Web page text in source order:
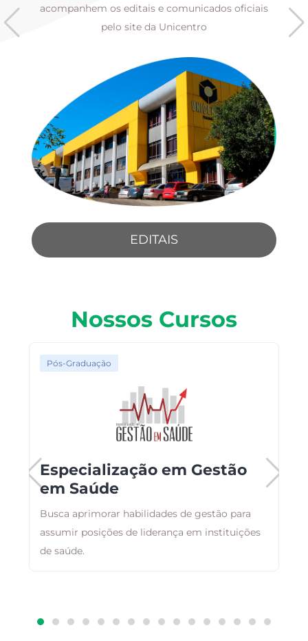
acompanhem os editais e comunicados oficiais
pelo site da Unicentro
EDITAIS
Nossos Cursos
Pós-Graduação
Especialização em Gestão
em Saúde
Busca aprimorar habilidades de gestão para
assumir posições de liderança em instituições
de saúde.